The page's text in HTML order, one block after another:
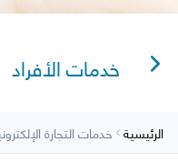
خدمات الأفراد
الرئيسية خدمات التجارة